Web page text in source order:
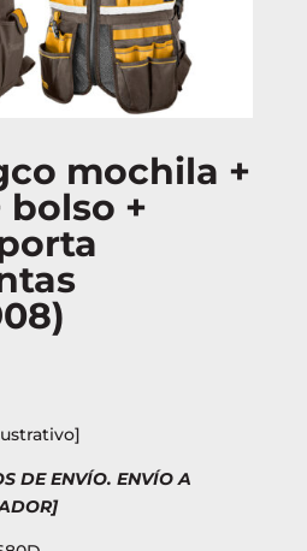
mochila +
bolso +
DE ENVÍO. ENVÍO A